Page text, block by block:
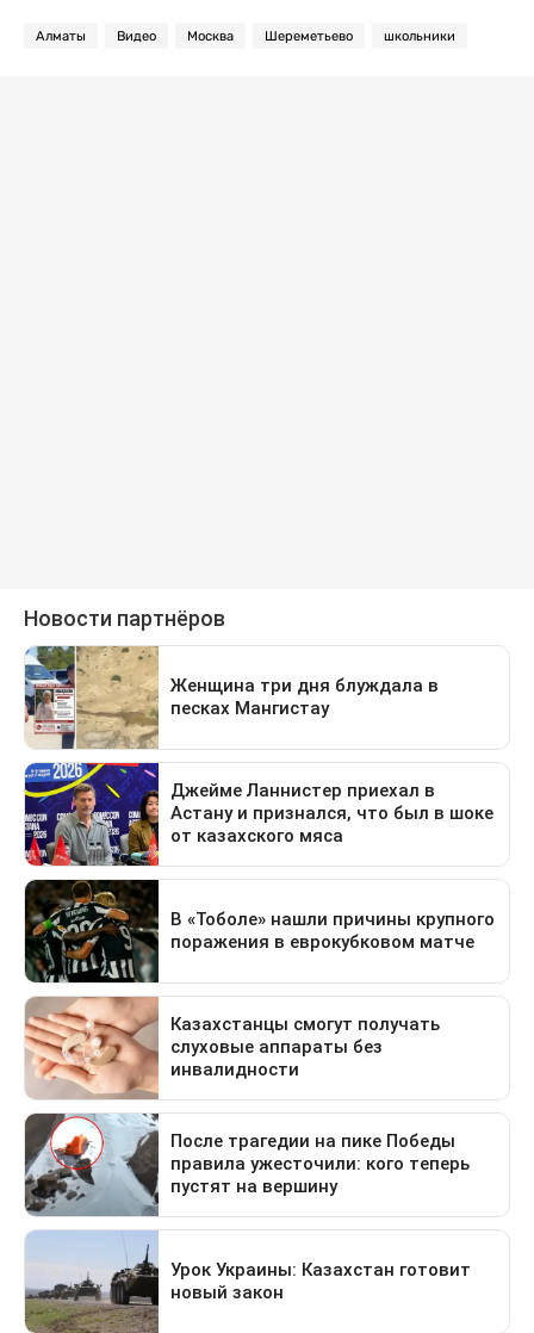
Алматы Видео Москва Шереметьево школьники